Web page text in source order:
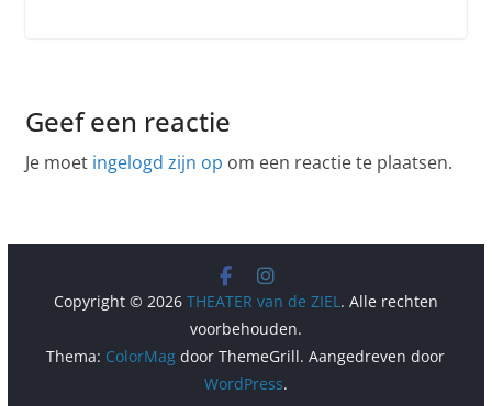
Geef een reactie
Je moet ingelogd zijn op om een reactie te plaatsen.
Copyright © 2026 THEATER van de ZIEL. Alle rechten
voorbehouden.
Thema: ColorMag door ThemeGrill. Aangedreven door
WordPress.